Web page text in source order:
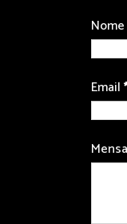
Nome
Email